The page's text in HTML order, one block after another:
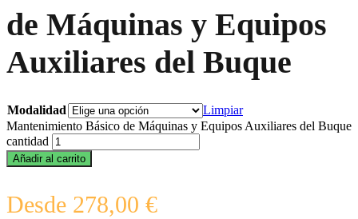
de Máquinas y Equipos
Auxiliares del Buque
Modalidad
Limpiar
Mantenimiento Básico de Máquinas y Equipos Auxiliares del Buque
cantidad
Añadir al carrito
Desde 278,00 €